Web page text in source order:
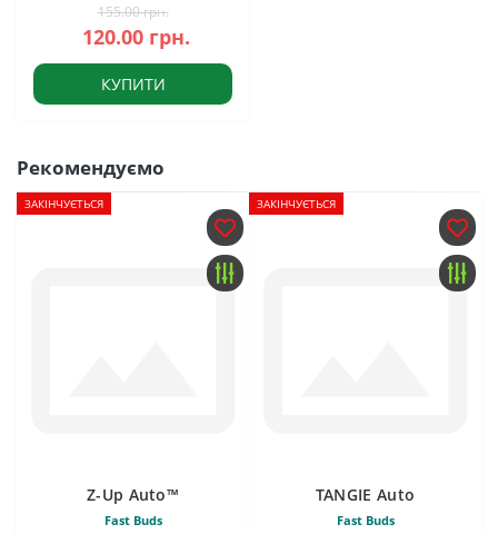
155.00 грн.
120.00 грн.
КУПИТИ
Рекомендуємо
ЗАКІНЧУЄТЬСЯ
Z-Up Auto™
Fast Buds
ЗАКІНЧУЄТЬСЯ
TANGIE Auto
Fast Buds